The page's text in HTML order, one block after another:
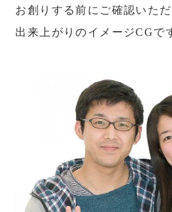
お創りする前にご確認いた
出来上がりのイメージCGで